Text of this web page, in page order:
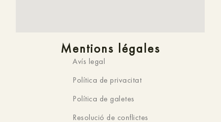
Mentions légales
Avís legal
Política de privacitat
Política de galetes
Resolució de conflictes